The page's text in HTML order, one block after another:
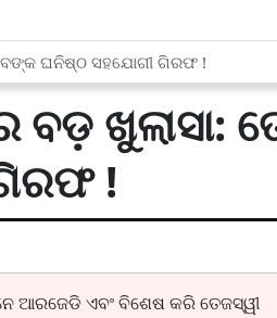
ଘନିଷ୍ଠ ସହଯୋଗୀ ଗିରଫ !
ବଡ଼ ଖୁଲାସା:
!
ଆରଜେଡି ଏବଂ ବିଶେଷ କରି ତେଜସ୍ୱୀ